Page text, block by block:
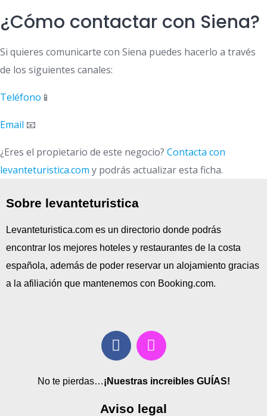
¿Cómo contactar con Siena?
Si quieres comunicarte con Siena puedes hacerlo a través
de los siguientes canales:
Teléfono 📱
Email 📧
¿Eres el propietario de este negocio? Contacta con
levanteturistica.com y podrás actualizar esta ficha.
Sobre levanteturistica
Levanteturistica.com es un directorio donde podrás
encontrar los mejores hoteles y restaurantes de la costa
española, además de poder reservar un alojamiento gracias
a la afiliación que mantenemos con Booking.com.
No te pierdas…¡Nuestras increibles GUÍAS!
Aviso legal